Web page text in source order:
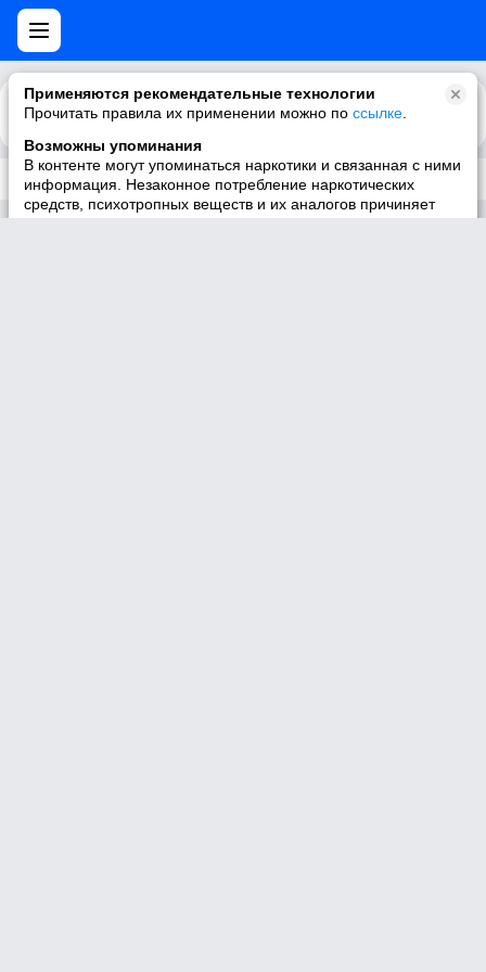
Применяются рекомендательные технологии
Прочитать правила их применении можно по ссылке
Возможны упоминания
В контенте могут упоминаться наркотики и связанная с ними
информация. Незаконное потребление наркотических
средств, психотропных веществ и их аналогов причиняет
Каталог Рекомендации
Трек не существует